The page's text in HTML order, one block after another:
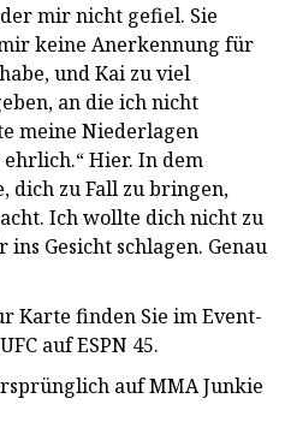
mir nicht gefiel. Sie
keine Anerkennung für
und Kai zu viel
an die ich nicht
meine Niederlagen
Hier. In dem
dich zu Fall zu bringen,
Ich wollte dich nicht zu
Gesicht schlagen. Genau
Karte finden Sie im Event-
auf ESPN 45.
auf MMA Junkie